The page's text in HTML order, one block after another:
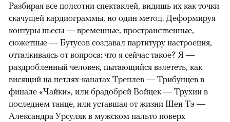
Разбирая все полсотни спектаклей, видишь их как точки
скачущей кардиограммы, но один метод. Деформируя
контуры пьесы — временные, пространственные,
сюжетные — Бутусов создавал партитуру настроения,
отталкиваясь от вопроса: что я сейчас такое? Я —
раздробленный человек, пытающийся взлететь, как
висящий на петлях-канатах Треплев — Трибунцев в
финале «Чайки», или брадобрей Войцек — Трухин в
последнем танце, или уставшая от жизни Шен Тэ —
Александра Урсуляк в мужском пальто поверх